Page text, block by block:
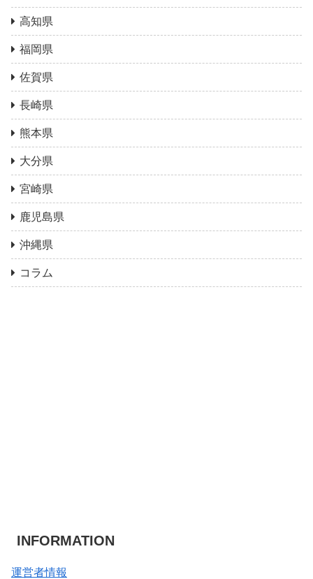
高知県
福岡県
佐賀県
長崎県
熊本県
大分県
宮崎県
鹿児島県
沖縄県
コラム
INFORMATION
運営者情報